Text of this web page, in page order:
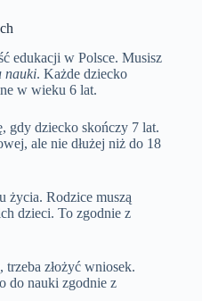
edukacji w Polsce. Musisz
nauki. Każde dziecko
w wieku 6 lat.
gdy dziecko skończy 7 lat.
ale nie dłużej niż do 18
życia. Rodzice muszą
dzieci. To zgodnie z
złożyć wniosek.
do nauki zgodnie z